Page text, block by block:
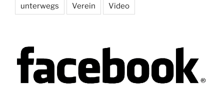
unterwegs Verein Video